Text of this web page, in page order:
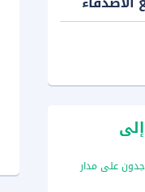
على مدار